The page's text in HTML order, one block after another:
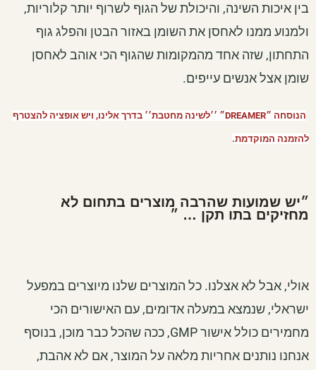
בין איכות השינה, והיכולת של הגוף לשרוף יותר קלוריות,
ולמנוע ממנו לאחסן את השומן באזור הבטן והפלג גוף
התחתון, שזה אחד מהמקומות שהגוף הכי אוהב לאחסן
שומן אצל אנשים עייפים.
הנוסחה ״DREAMER״ ׳׳לשינה מחטבת׳׳ בדרך אלינו, ויש אופציה להצטרף
להזמנה המוקדמת.
״יש שמועות שהרבה מוצרים בתחום לא
מחזיקים בתו תקן … ״
אולי, אבל לא אצלנו. כל המוצרים שלנו מיוצרים במפעל
ישראלי, שנמצא במעלה אדומים, עם האישורים הכי
מחמירים כולל אישור GMP, ככה שהכל כבר מוכן, בנוסף
אנחנו נותנים אחריות מלאה על המוצר, אם לא אהבת,